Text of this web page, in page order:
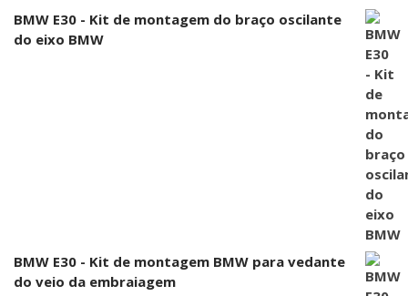
BMW E30 - Kit de montagem do braço oscilante
do eixo BMW
BMW E30 - Kit de montagem BMW para vedante
do veio da embraiagem